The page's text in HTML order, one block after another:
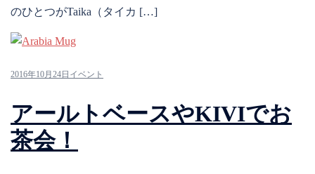
のひとつがTaika（タイカ […]
2016年10月24日 イベント
アールトベースやKIVIでお
茶会！